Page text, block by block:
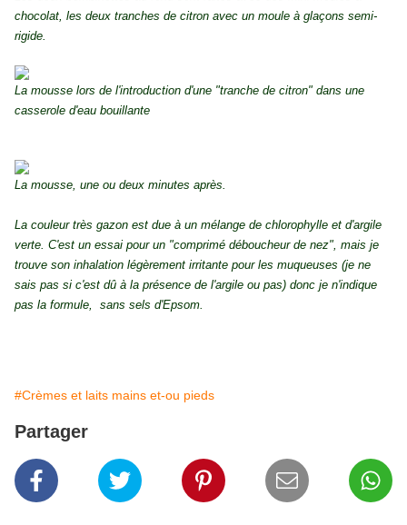
chocolat, les deux tranches de citron avec un moule à glaçons semi-
rigide.
La mousse lors de l'introduction d'une "tranche de citron" dans une
casserole d'eau bouillante
La mousse, une ou deux minutes après.
La couleur très gazon est due à un mélange de chlorophylle et d'argile
verte. C'est un essai pour un "comprimé déboucheur de nez", mais je
trouve son inhalation légèrement irritante pour les muqueuses (je ne
sais pas si c'est dû à la présence de l'argile ou pas) donc je n'indique
pas la formule, sans sels d'Epsom.
#Crèmes et laits mains et-ou pieds
Partager